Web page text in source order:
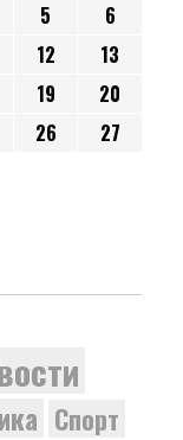
5
6
12
13
19
20
26
27
Спорт